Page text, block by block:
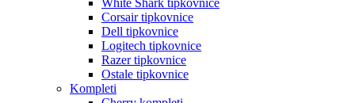
White Shark tipkovnice
Corsair tipkovnice
Dell tipkovnice
Logitech tipkovnice
Razer tipkovnice
Ostale tipkovnice
Kompleti